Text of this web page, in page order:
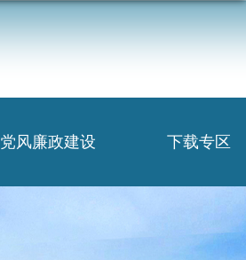
党风廉政建设 下载专区